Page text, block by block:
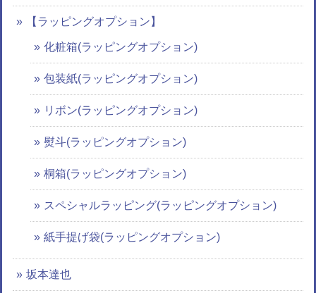
【ラッピングオプション】
化粧箱(ラッピングオプション)
包装紙(ラッピングオプション)
リボン(ラッピングオプション)
熨斗(ラッピングオプション)
桐箱(ラッピングオプション)
スペシャルラッピング(ラッピングオプション)
紙手提げ袋(ラッピングオプション)
坂本達也